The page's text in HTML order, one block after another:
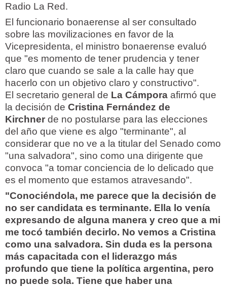
Radio La Red.
El funcionario bonaerense al ser consultado
sobre las movilizaciones en favor de la
Vicepresidenta, el ministro bonaerense evaluó
que "es momento de tener prudencia y tener
claro que cuando se sale a la calle hay que
hacerlo con un objetivo claro y constructivo".
El secretario general de La Cámpora afirmó que
la decisión de Cristina Fernández de
Kirchner de no postularse para las elecciones
del año que viene es algo "terminante", al
considerar que no ve a la titular del Senado como
"una salvadora", sino como una dirigente que
convoca "a tomar conciencia de lo delicado que
es el momento que estamos atravesando".
"Conociéndola, me parece que la decisión de
no ser candidata es terminante. Ella lo venía
expresando de alguna manera y creo que a mi
me tocó también decirlo. No vemos a Cristina
como una salvadora. Sin duda es la persona
más capacitada con el liderazgo más
profundo que tiene la política argentina, pero
no puede sola. Tiene que haber una